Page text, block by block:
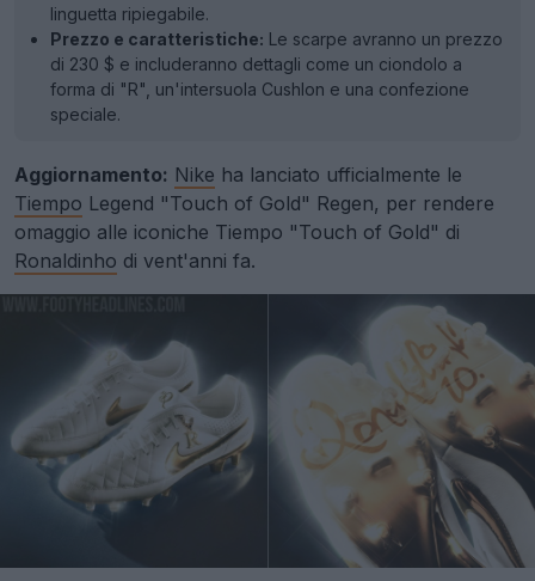
linguetta ripiegabile.
Prezzo e caratteristiche: Le scarpe avranno un prezzo
di 230 $ e includeranno dettagli come un ciondolo a
forma di "R", un'intersuola Cushlon e una confezione
speciale.
Aggiornamento: Nike ha lanciato ufficialmente le
Tiempo Legend "Touch of Gold" Regen, per rendere
omaggio alle iconiche Tiempo "Touch of Gold" di
Ronaldinho di vent'anni fa.